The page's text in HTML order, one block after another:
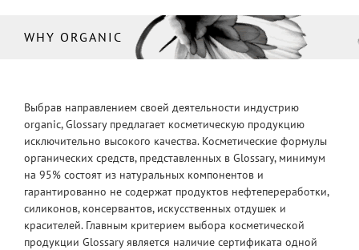
WHY ORGANIC
Выбрав направлением своей деятельности индустрию
organic, Glossary предлагает косметическую продукцию
исключительно высокого качества. Косметические формулы
органических средств, представленных в Glossary, минимум
на 95% состоят из натуральных компонентов и
гарантированно не содержат продуктов нефтепереработки,
силиконов, консервантов, искусственных отдушек и
красителей. Главным критерием выбора косметической
продукции Glossary является наличие сертификата одной